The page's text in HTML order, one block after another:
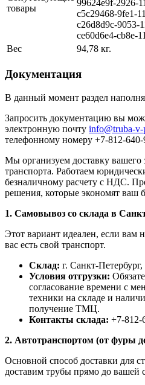
товары
99624e9f-2926-
c5c29468-9fe1-
c26d8d9c-9053-
ce60d6e4-cb8e-
Вес
94,78 кг.
Документация
В данный момент раздел
Запросить документацию вы
электронную почту info@truba-v-
телефонному номеру +7-812-640-
Мы организуем доставку
транспорта. Работаем
безналичному расчету с НДС.
решения, которые экономят ваш
1. Самовывоз со склада в
Этот вариант идеален, если вам
вас есть свой транспорт.
Склад: г. Санкт-
Условия отгрузки:
согласование времени с
техники на складе и
получение ТМЦ.
Контакты склада: +7-812-
2. Автотранспортом (от фуры
Основной способ доставки для
доставим трубы прямо до вашей